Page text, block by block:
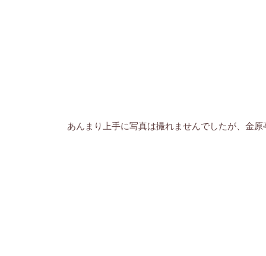
あんまり上手に写真は撮れませんでしたが、金原